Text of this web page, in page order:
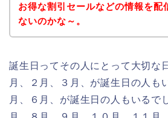
お得な割引セールなどの情報を配
ないのかな～。
誕生日ってその人にとって大切な
月、２月、３月、が誕生日の人も
月、６月、が誕生日の人もいるで